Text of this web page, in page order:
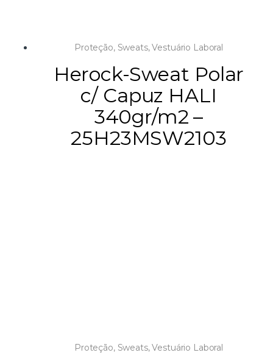
Proteção, Sweats,Vestuário Laboral
Herock-Sweat Polar
c/ Capuz HALI
340gr/m2 –
25H23MSW2103
Proteção, Sweats,Vestuário Laboral